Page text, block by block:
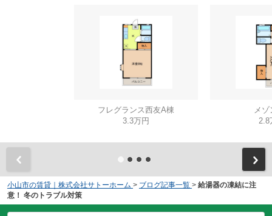
フレグランス西友A棟
3.3万円
メゾ
2.8
小山市の賃貸｜株式会社サトーホーム > ブログ記事一覧 > 給湯器の凍結に注
意！ 冬のトラブル対策